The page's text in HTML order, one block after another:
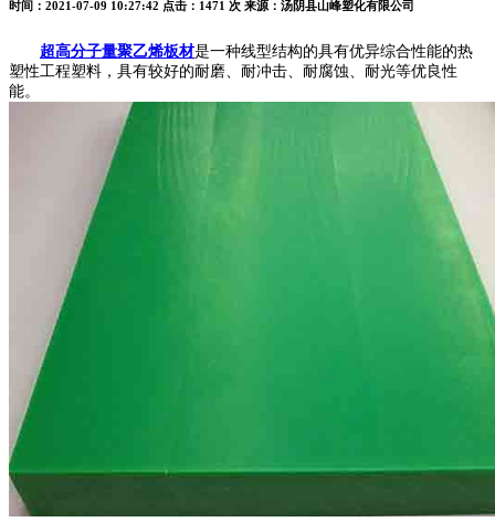
时间：2021-07-09 10:27:42 点击：1471 次 来源：汤阴县山峰塑化有限公司
超高分子量聚乙烯板材是一种线型结构的具有优异综合性能的热
塑性工程塑料，具有较好的耐磨、耐冲击、耐腐蚀、耐光等优良性
能。